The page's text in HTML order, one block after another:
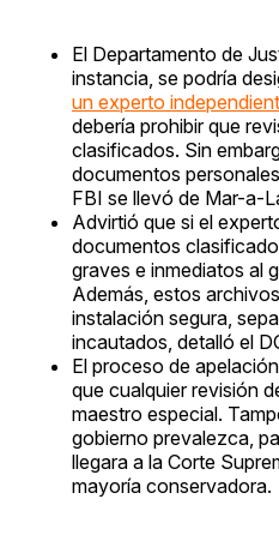
El Departamento de
instancia, se podría
un experto
debería prohibir que
clasificados. Sin
documentos
FBI se llevó de Mar-a-
Advirtió que si el
documentos
graves e inmediatos al
Además, estos
instalación segura,
incautados, detalló el
El proceso de
que cualquier revisión
maestro especial.
gobierno prevalezca,
llegara a la Corte
mayoría conservadora.